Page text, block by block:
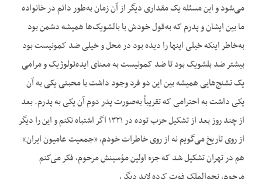
می‌شود و این مسئله یک مقداری دیگر از آن زمان به‌طور دائم در خانواده
ما بین ایشان و پدرم که به‌قول خودش با بالشویک‌ها همیشه دشمن بود
به‌خاطر اینکه خیلی اینها را دیده بود در محل و خیلی ضد کمونیست بود
بیشتر ضد بلشویک بود تا ضد کمونیست به معنای ایده‌ئولوژیک و مرامی
یک تشنج‌هایی همیشه بین این دو فرد وجود داشت با محبتی یکی به آن
یکی داشت به احترامی که تقریباً به‌صورت پدر دوم آن یکی به پدرم. بعد
از چند روز بعد از تشکیل حزب توده در ۱۳۲۱ اگر اشتباه نکنم و این را دیگر
از روی تاریخ می‌گویم نه از روی خاطرات خودم، «جمعیت عامیون ایران»
هم در تهران تشکیل شد که جزء اولین مؤسینش مرحوم، فکر می‌کنم